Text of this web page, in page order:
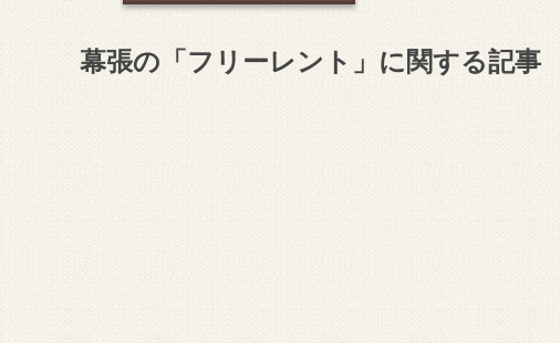
幕張の「フリーレント」に関する記事